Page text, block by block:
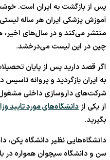
پس از بازگشت به ایران است.
آموزش پزشکی ایران هر ساله
منتشر می‌کند و در سال‌های اخیر،
چین در این لیست می‌درخشد.
اگر قصد دارید پس از پایان
به ایران بازگردید و پروانه تاسیس
شرکت‌های داروسازی داخلی مشغول
از یکی ازدانشگاه‌های مورد تایید
بگیرید.
دانشگاه‌هایی نظیر دانشگاه پکن،
سن و دانشگاه سیچوان همواره در